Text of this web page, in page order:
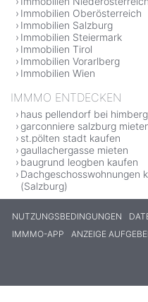
Immobilien Oberösterreich
Immobilien Salzburg
Immobilien Steiermark
Immobilien Tirol
Immobilien Vorarlberg
Immobilien Wien
IMMMO ENTDECKEN
haus pellendorf bei himberg
garconniere salzburg
st.pölten stadt kaufen
gaullachergasse mieten
baugrund leogben kaufen
Dachgeschosswohnungen
(Salzburg)
NUTZUNGSBEDINGUNGEN
IMMMO-APP
ANZEIGE